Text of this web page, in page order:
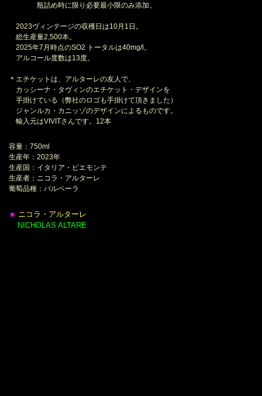
瓶詰め時に限り必要最小限のみ添加。
2023ヴィンテージの収穫日は10月1日。
総生産量2,500本。
2025年7月時点のSO2 トータルは40mg/l。
アルコール度数は13度。
＊エチケットは、アルターレの友人で、
カッシーナ・タヴィンのエチケット・デザインを
手掛けている（弊社のロゴも手掛けて頂きました）
ジャンルカ・カニッゾのデザインによるものです。
輸入元はVIVITさんです。12本
容量：750ml
生産年：2023年
生産国：イタリア・ピエモンテ
生産者：ニコラ・アルターレ
葡萄品種：バルベーラ
★ ニコラ・アルターレ
NICHOLAS ALTARE